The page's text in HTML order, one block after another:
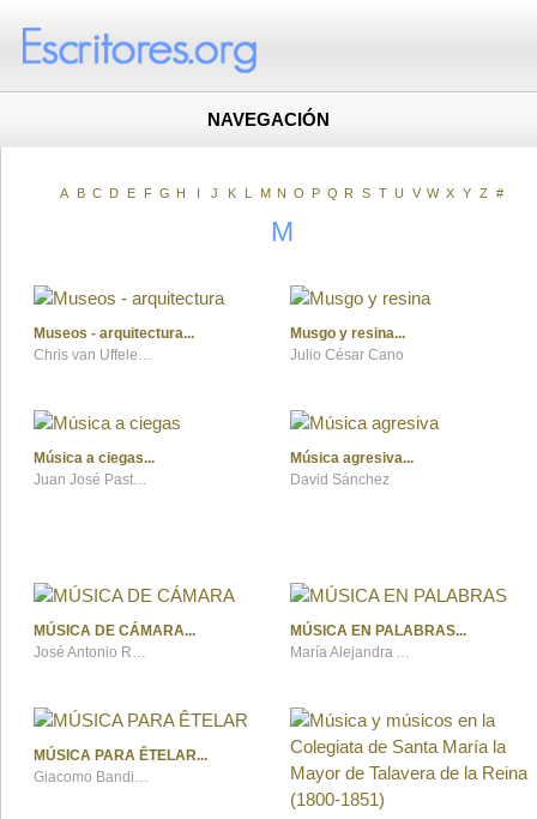
NAVEGACIÓN
A B C D E F G H J K L M N O P Q R S T U V W X Y Z #
M
Museos - arquitectura
Chris van Uffelen; traducido al español por Fabio Descalzi
Musgo y resina
Julio César Cano
Música a ciegas
Juan José Pastor Comín
Música agresiva
David Sánchez
MÚSICA DE CÁMARA
José Antonio Rodríguez Fernández
MÚSICA EN PALABRAS
María Alejandra Amarilla
MÚSICA PARA ÊTELAR
Giacomo Bandinelli y Jordi Trinidad